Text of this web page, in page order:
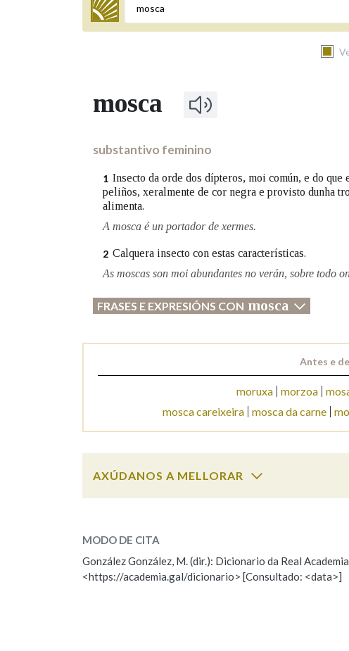
Termo a buscar
BUSCAR NOS LEMAS
Remata por
Contén
OUTRAS OPCIÓNS DE BUSCA
Marcas gramaticais
mosca
substantivo feminino
1 Insecto da orde dos dípteros, moi común, e do
peliños, xeralmente de cor negra e provisto dunha
alimenta.
A mosca é un portador de xermes.
2 Calquera insecto con estas características.
As moscas son moi abundantes no verán, sobre todo
FRASES E EXPRESIÓNS CON mosca
Antes e
moruxa morzoa
mosca careixeira mosca da carne
AXÚDANOS A MELLORAR
ESCOLLE UNHA OPCIÓN:
Observación Hai un erro na palabra
MODO DE CITA
González González, M. (dir.): Dicionario da Real
<https://academia.gal/dicionario> [Consultado: <data>]